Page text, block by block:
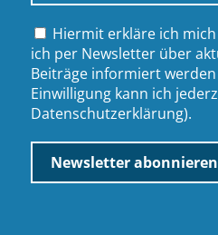
Hiermit erkläre ich
ich per Newsletter über
Beiträge informiert
Einwilligung kann ich
Datenschutzerklärung).